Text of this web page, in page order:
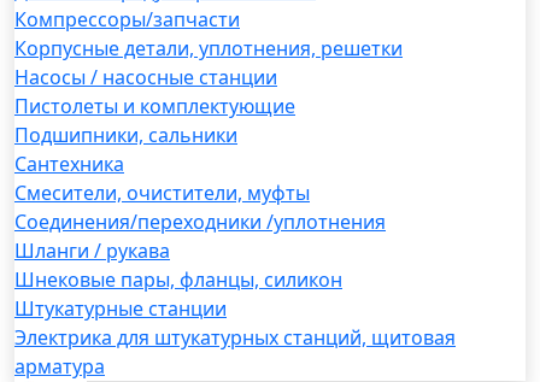
Компрессоры/запчасти
Корпусные детали, уплотнения, решетки
Насосы / насосные станции
Пистолеты и комплектующие
Подшипники, сальники
Сантехника
Смесители, очистители, муфты
Соединения/переходники /уплотнения
Шланги / рукава
Шнековые пары, фланцы, силикон
Штукатурные станции
Электрика для штукатурных станций, щитовая
арматура